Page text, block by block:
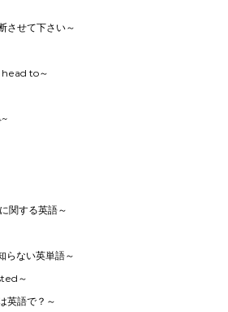
させて下さい～
to～
関する英語～
らない英単語～
～
英語で？～